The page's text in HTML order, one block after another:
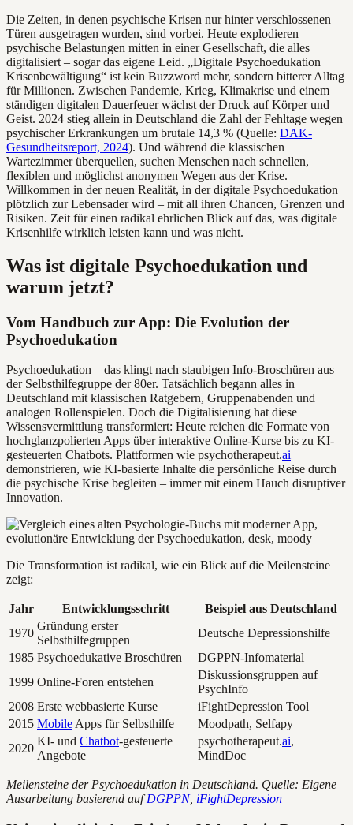
Die Zeiten, in denen psychische Krisen nur hinter verschlossenen
Türen ausgetragen wurden, sind vorbei. Heute explodieren
psychische Belastungen mitten in einer Gesellschaft, die alles
digitalisiert – sogar das eigene Leid. „Digitale Psychoedukation
Krisenbewältigung“ ist kein Buzzword mehr, sondern bitterer Alltag
für Millionen. Zwischen Pandemie, Krieg, Klimakrise und einem
ständigen digitalen Dauerfeuer wächst der Druck auf Körper und
Geist. 2024 stieg allein in Deutschland die Zahl der Fehltage wegen
psychischer Erkrankungen um brutale 14,3 % (Quelle: DAK-
Gesundheitsreport, 2024). Und während die klassischen
Wartezimmer überquellen, suchen Menschen nach schnellen,
flexiblen und möglichst anonymen Wegen aus der Krise.
Willkommen in der neuen Realität, in der digitale Psychoedukation
plötzlich zur Lebensader wird – mit all ihren Chancen, Grenzen und
Risiken. Zeit für einen radikal ehrlichen Blick auf das, was digitale
Krisenhilfe wirklich leisten kann und was nicht.
Was ist digitale Psychoedukation und
warum jetzt?
Vom Handbuch zur App: Die Evolution der
Psychoedukation
Psychoedukation – das klingt nach staubigen Info-Broschüren aus
der Selbsthilfegruppe der 80er. Tatsächlich begann alles in
Deutschland mit klassischen Ratgebern, Gruppenabenden und
analogen Rollenspielen. Doch die Digitalisierung hat diese
Wissensvermittlung transformiert: Heute reichen die Formate von
hochglanzpolierten Apps über interaktive Online-Kurse bis zu KI-
gesteuerten Chatbots. Plattformen wie psychotherapeut.ai
demonstrieren, wie KI-basierte Inhalte die persönliche Reise durch
die psychische Krise begleiten – immer mit einem Hauch disruptiver
Innovation.
Die Transformation ist radikal, wie ein Blick auf die Meilensteine
zeigt:
Jahr Entwicklungsschritt
Beispiel aus Deutschland
1970
Gründung erster
Selbsthilfegruppen
Deutsche Depressionshilfe
1985 Psychoedukative Broschüren
DGPPN-Infomaterial
1999 Online-Foren entstehen
Diskussionsgruppen auf
PsychInfo
2008 Erste webbasierte Kurse
iFightDepression Tool
2015 Mobile Apps für Selbsthilfe
Moodpath, Selfapy
2020
KI- und Chatbot-gesteuerte
Angebote
psychotherapeut.ai,
MindDoc
Meilensteine der Psychoedukation in Deutschland. Quelle: Eigene
Ausarbeitung basierend aufDGPPN, iFightDepression